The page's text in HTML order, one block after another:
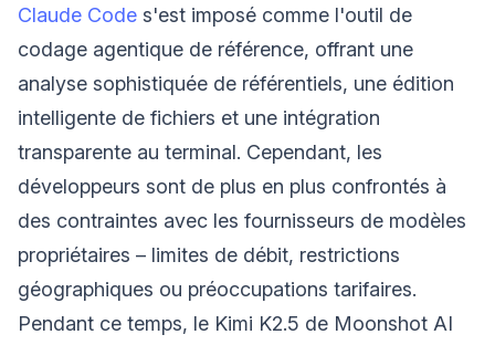
Claude Code s'est imposé comme l'outil de
codage agentique de référence, offrant une
analyse sophistiquée de référentiels, une édition
intelligente de fichiers et une intégration
transparente au terminal. Cependant, les
développeurs sont de plus en plus confrontés à
des contraintes avec les fournisseurs de modèles
propriétaires – limites de débit, restrictions
géographiques ou préoccupations tarifaires.
Pendant ce temps, le Kimi K2.5 de Moonshot AI